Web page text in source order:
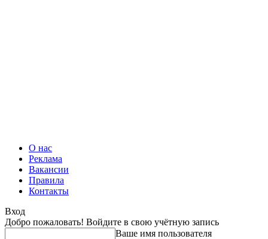
О нас
Реклама
Вакансии
Правила
Контакты
Вход
Добро пожаловать! Войдите в свою учётную запись
Ваше имя пользователя